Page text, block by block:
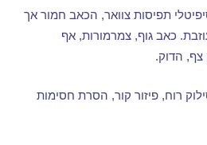
תפיסות צוואר, הכאב חמור אך
. כאב גוף,צמרמורות,אף
צף, הדוק.
רוח,פיזור קור, הסרת חסימות